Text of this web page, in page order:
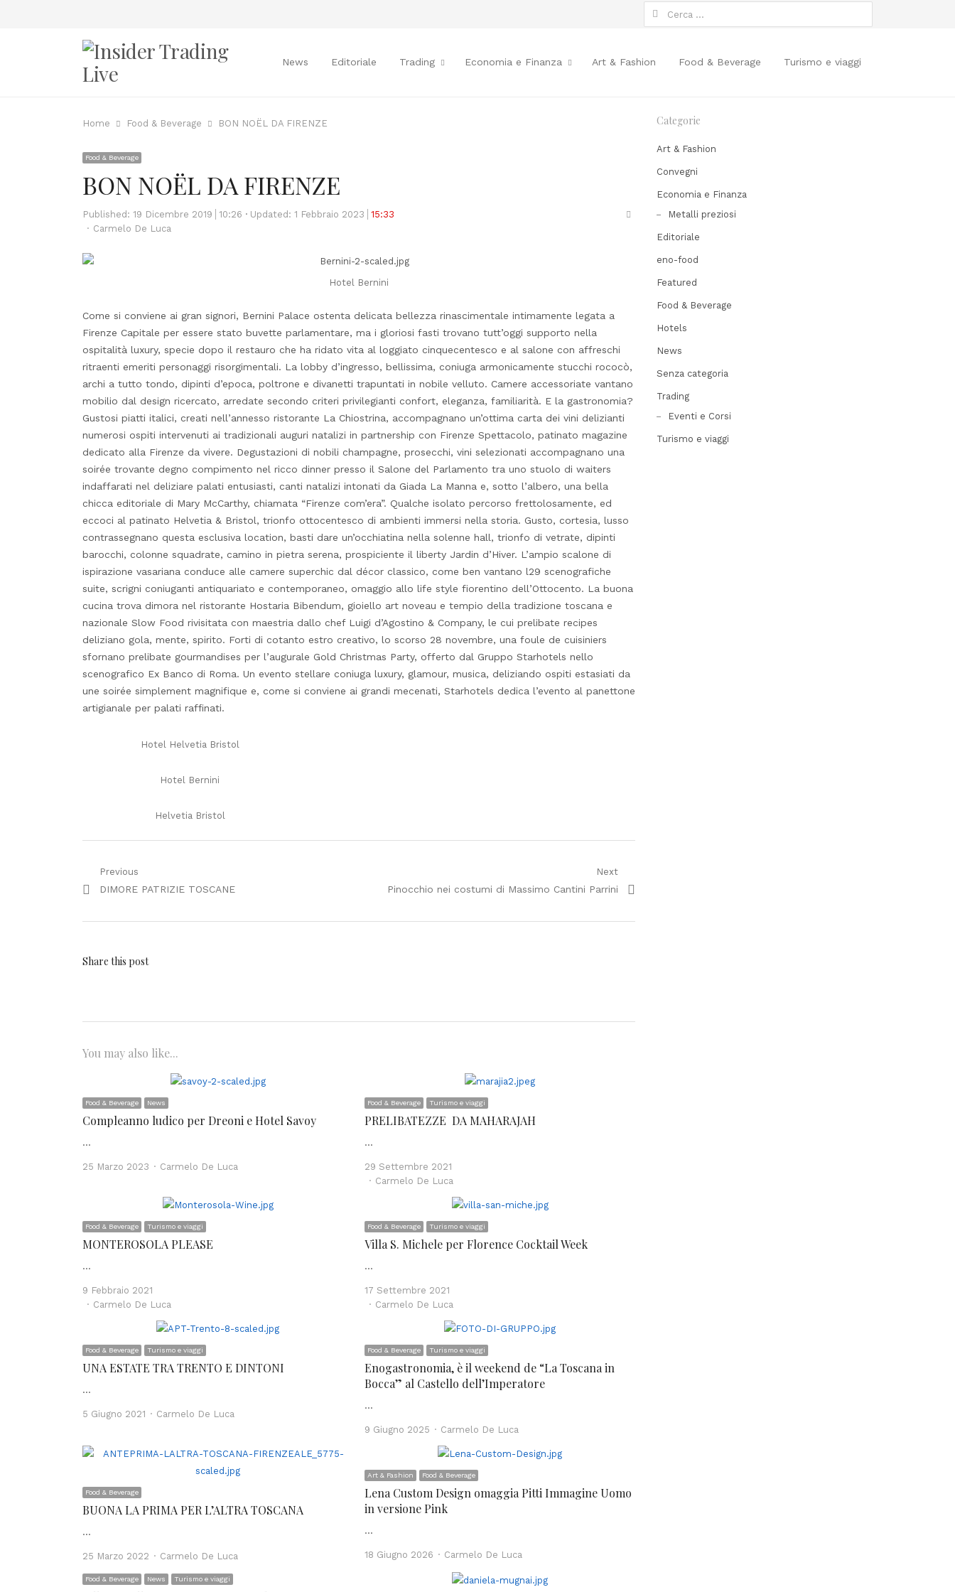
Ricerca
per:
News Editoriale Trading Economia e Finanza Art & Fashion Food & Beverage Turismo e viaggi
Home Food & Beverage BON NOËL DA FIRENZE
Food & Beverage
BON NOËL DA FIRENZE
Published: 19 Dicembre 2019 10:26 Updated: 1 Febbraio 2023
15:33
Author
Carmelo De Luca
Share
Hotel Bernini
Come si conviene ai gran signori, Bernini Palace ostenta delicata bellezza rinascimentale intimamente legata a
Firenze Capitale per essere stato buvette parlamentare, ma i gloriosi fasti trovano tutt’oggi supporto nella
ospitalità luxury, specie dopo il restauro che ha ridato vita al loggiato cinquecentesco e al salone con affreschi
ritraenti emeriti personaggi risorgimentali. La lobby d’ingresso, bellissima, coniuga armonicamente stucchi rococò,
archi a tutto tondo, dipinti d’epoca, poltrone e divanetti trapuntati in nobile velluto. Camere accessoriate vantano
mobilio dal design ricercato, arredate secondo criteri privilegianti confort, eleganza, familiarità. E la gastronomia?
Gustosi piatti italici, creati nell’annesso ristorante La Chiostrina, accompagnano un’ottima carta dei vini delizianti
numerosi ospiti intervenuti ai tradizionali auguri natalizi in partnership con Firenze Spettacolo, patinato magazine
dedicato alla Firenze da vivere. Degustazioni di nobili champagne, prosecchi, vini selezionati accompagnano una
soirée trovante degno compimento nel ricco dinner presso il Salone del Parlamento tra uno stuolo di waiters
indaffarati nel deliziare palati entusiasti, canti natalizi intonati da Giada La Manna e, sotto l’albero, una bella
chicca editoriale di Mary McCarthy, chiamata “Firenze com’era”. Qualche isolato percorso frettolosamente, ed
eccoci al patinato Helvetia & Bristol, trionfo ottocentesco di ambienti immersi nella storia. Gusto, cortesia, lusso
contrassegnano questa esclusiva location, basti dare un’occhiatina nella solenne hall, trionfo di vetrate, dipinti
barocchi, colonne squadrate, camino in pietra serena, prospiciente il liberty Jardin d’Hiver. L’ampio scalone di
ispirazione vasariana conduce alle camere superchic dal décor classico, come ben vantano l29 scenografiche
suite, scrigni coniuganti antiquariato e contemporaneo, omaggio allo life style fiorentino dell’Ottocento. La buona
cucina trova dimora nel ristorante Hostaria Bibendum, gioiello art noveau e tempio della tradizione toscana e
nazionale Slow Food rivisitata con maestria dallo chef Luigi d’Agostino & Company, le cui prelibate recipes
deliziano gola, mente, spirito. Forti di cotanto estro creativo, lo scorso 28 novembre, una foule de cuisiniers
sfornano prelibate gourmandises per l’augurale Gold Christmas Party, offerto dal Gruppo Starhotels nello
scenografico Ex Banco di Roma. Un evento stellare coniuga luxury, glamour, musica, deliziando ospiti estasiati da
une soirée simplement magnifique e, come si conviene ai grandi mecenati, Starhotels dedica l’evento al panettone
artigianale per palati raffinati.
Hotel Helvetia Bristol
Hotel Bernini
Helvetia Bristol
Navigazione
articoli
Previous
Previous
DIMORE PATRIZIE TOSCANE
Next
Next
Pinocchio nei costumi di Massimo Cantini Parrini
Share this post
You may also like...
Food & Beverage News
Compleanno ludico per Dreoni e Hotel Savoy
…
25 Marzo 2023 Author
Carmelo De Luca
Food & Beverage Turismo e viaggi
PRELIBATEZZE DA MAHARAJAH
…
29 Settembre 2021
Author
Carmelo De Luca
Food & Beverage Turismo e viaggi
MONTEROSOLA PLEASE
…
9 Febbraio 2021
Author
Carmelo De Luca
Food & Beverage Turismo e viaggi
Villa S. Michele per Florence Cocktail Week
…
17 Settembre 2021
Author
Carmelo De Luca
Food & Beverage Turismo e viaggi
UNA ESTATE TRA TRENTO E DINTONI
…
5 Giugno 2021 Author
Carmelo De Luca
Food & Beverage Turismo e viaggi
Enogastronomia, è il weekend de “La Toscana in
Bocca” al Castello dell’Imperatore
…
9 Giugno 2025 Author
Carmelo De Luca
Food & Beverage
BUONA LA PRIMA PER L’ALTRA TOSCANA
…
25 Marzo 2022 Author
Carmelo De Luca
Art & Fashion Food & Beverage
Lena Custom Design omaggia Pitti Immagine Uomo
in versione Pink
…
18 Giugno 2026 Author
Carmelo De Luca
Food & Beverage News Turismo e viaggi
Categorie
Art & Fashion
Convegni
Economia e Finanza
Metalli preziosi
Editoriale
eno-food
Featured
Food & Beverage
Hotels
News
Senza categoria
Trading
Eventi e Corsi
Turismo e viaggi